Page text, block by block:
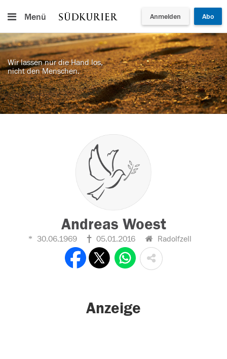
Menü Anmelden Abo
Wir lassen nur die Hand los,
nicht den Menschen.
Andreas Woest
30.06.1969 05.01.2016 Radolfzell
Anzeige